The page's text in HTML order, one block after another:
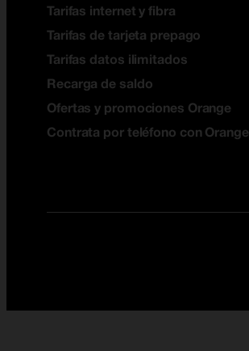
Tarifas internet y fibra
Tarifas de tarjeta prepago
Tarifas datos ilimitados
Recarga de saldo
Ofertas y promociones Orange
Contrata por teléfono con Orange